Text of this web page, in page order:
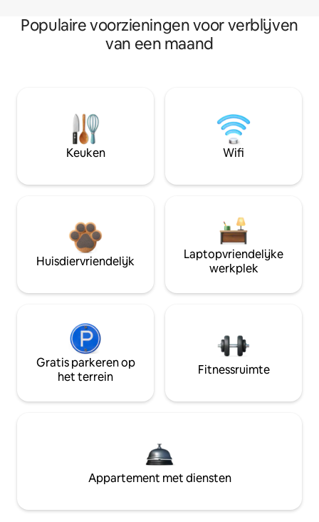
Populaire voorzieningen voor verblijven
van een maand
Keuken Wifi
Huisdiervriendelijk
Laptopvriendelijke
werkplek
Gratis parkeren op
het terrein
Fitnessruimte
Appartement met diensten